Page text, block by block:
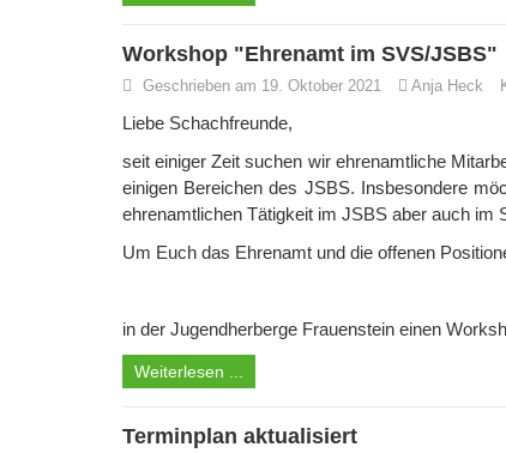
Workshop "Ehrenamt im SVS/JSBS"
Geschrieben am 19. Oktober 2021 Anja Heck
Liebe Schachfreunde,
seit einiger Zeit suchen wir ehrenamtliche
einigen Bereichen des JSBS. Insbesondere
ehrenamtlichen Tätigkeit im JSBS aber auch im
Um Euch das Ehrenamt und die offenen
in der Jugendherberge Frauenstein einen
Weiterlesen ...
Terminplan aktualisiert